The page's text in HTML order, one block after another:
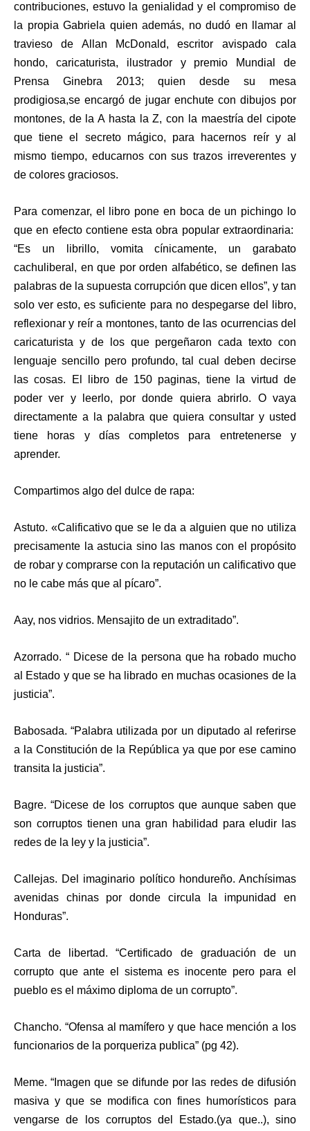
contribuciones, estuvo la genialidad y el compromiso de
la propia Gabriela quien además, no dudó en llamar al
travieso de Allan McDonald, escritor avispado cala
hondo, caricaturista, ilustrador y premio Mundial de
Prensa Ginebra 2013; quien desde su mesa
prodigiosa,se encargó de jugar enchute con dibujos por
montones, de la A hasta la Z, con la maestría del cipote
que tiene el secreto mágico, para hacernos reír y al
mismo tiempo, educarnos con sus trazos irreverentes y
de colores graciosos.
Para comenzar, el libro pone en boca de un pichingo lo
que en efecto contiene esta obra popular extraordinaria:
“Es un librillo, vomita cínicamente, un garabato
cachuliberal, en que por orden alfabético, se definen las
palabras de la supuesta corrupción que dicen ellos”, y tan
solo ver esto, es suficiente para no despegarse del libro,
reflexionar y reír a montones, tanto de las ocurrencias del
caricaturista y de los que pergeñaron cada texto con
lenguaje sencillo pero profundo, tal cual deben decirse
las cosas. El libro de 150 paginas, tiene la virtud de
poder ver y leerlo, por donde quiera abrirlo. O vaya
directamente a la palabra que quiera consultar y usted
tiene horas y días completos para entretenerse y
aprender.
Compartimos algo del dulce de rapa:
Astuto. «Calificativo que se le da a alguien que no utiliza
precisamente la astucia sino las manos con el propósito
de robar y comprarse con la reputación un calificativo que
no le cabe más que al pícaro”.
Aay, nos vidrios. Mensajito de un extraditado”.
Azorrado. “ Dicese de la persona que ha robado mucho
al Estado y que se ha librado en muchas ocasiones de la
justicia”.
Babosada. “Palabra utilizada por un diputado al referirse
a la Constitución de la República ya que por ese camino
transita la justicia”.
Bagre. “Dicese de los corruptos que aunque saben que
son corruptos tienen una gran habilidad para eludir las
redes de la ley y la justicia”.
Callejas. Del imaginario político hondureño. Anchísimas
avenidas chinas por donde circula la impunidad en
Honduras”.
Carta de libertad. “Certificado de graduación de un
corrupto que ante el sistema es inocente pero para el
pueblo es el máximo diploma de un corrupto”.
Chancho. “Ofensa al mamífero y que hace mención a los
funcionarios de la porqueriza publica” (pg 42).
Meme. “Imagen que se difunde por las redes de difusión
masiva y que se modifica con fines humorísticos para
vengarse de los corruptos del Estado.(ya que..), sino